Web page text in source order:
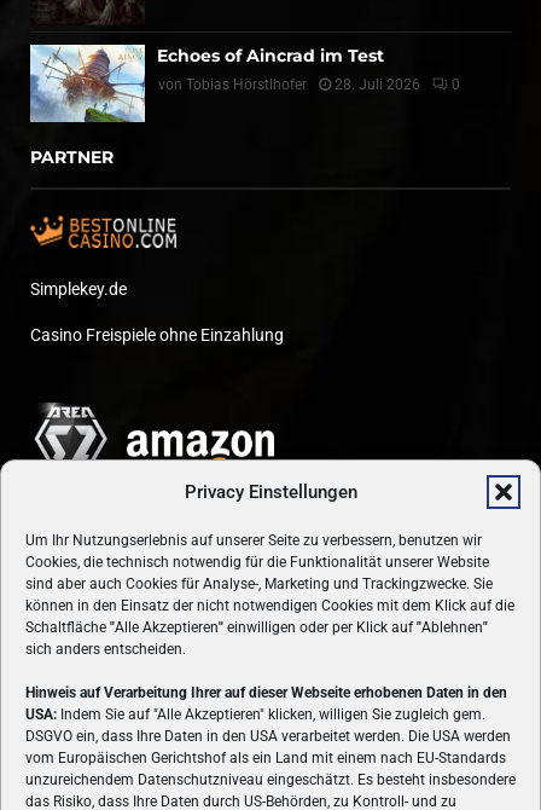
Privacy Einstellungen
Um Ihr Nutzungserlebnis auf unserer Seite zu verbessern, benutzen wir
Cookies, die technisch notwendig für die Funktionalität unserer Website
sind aber auch Cookies für Analyse-, Marketing und Trackingzwecke. Sie
können in den Einsatz der nicht notwendigen Cookies mit dem Klick auf die
Schaltfläche "Alle Akzeptieren" einwilligen oder per Klick auf"Ablehnen"
sich anders entscheiden.
Hinweis auf Verarbeitung Ihrer auf dieser Webseite erhobenen Daten in den
USA: Indem Sie auf "Alle Akzeptieren" klicken, willigen Sie zugleich gem.
DSGVO ein, dass Ihre Daten in den USA verarbeitet werden. Die USA werden
vom Europäischen Gerichtshof als ein Land mit einem nach EU-Standards
unzureichendem Datenschutzniveau eingeschätzt. Es besteht insbesondere
das Risiko, dass Ihre Daten durch US-Behörden, zu Kontroll- und zu
Echoes of Aincrad im Test
von Tobias Hörstlhofer 28. Juli 2026 0
PARTNER
Simplekey.de
Casino Freispiele ohne Einzahlung
ÜBER UNS
VON GAMERN, FÜR GAMER! Gamers.at ist das älteste Online-
Spielemagazin Österreichs und bringt täglich aktuelle News,